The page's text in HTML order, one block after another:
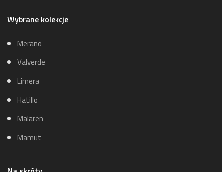
Wybrane kolekcje
Merano
Valverde
Limera
Hatillo
Malaren
Mamut